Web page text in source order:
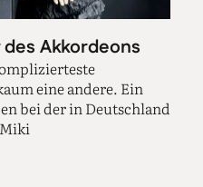
zweite große
Improvisationen
bei dem die
Stradella-­Bass-System
unterscheidet
komplett umstellen
keine klassischen
in der Welt der Blue
Akkordeons
eine andere. Ein
bei der in Deutschland